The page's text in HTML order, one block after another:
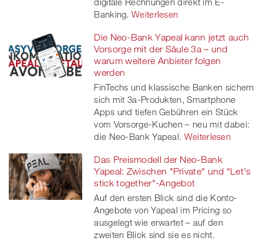
Banking.Weiterlesen
Die Neo-Bank Yapeal kann jetzt auch
Vorsorge mit der Säule 3a – und
warum weitere Anbieter folgen
werden
FinTechs und klassische Banken sichern
sich mit 3a-Produkten, Smartphone
Apps und tiefen Gebühren ein Stück
vom Vorsorge-Kuchen – neu mit dabei:
die Neo-Bank Yapeal. Weiterlesen
Das Preismodell der Neo-Bank
Yapeal: Zwischen "Private" und "Let's
stick together"-Angebot
Auf den ersten Blick sind die Konto-
Angebote von Yapeal im Pricing so
ausgelegt wie erwartet – auf den
zweiten Blick sind sie es nicht.